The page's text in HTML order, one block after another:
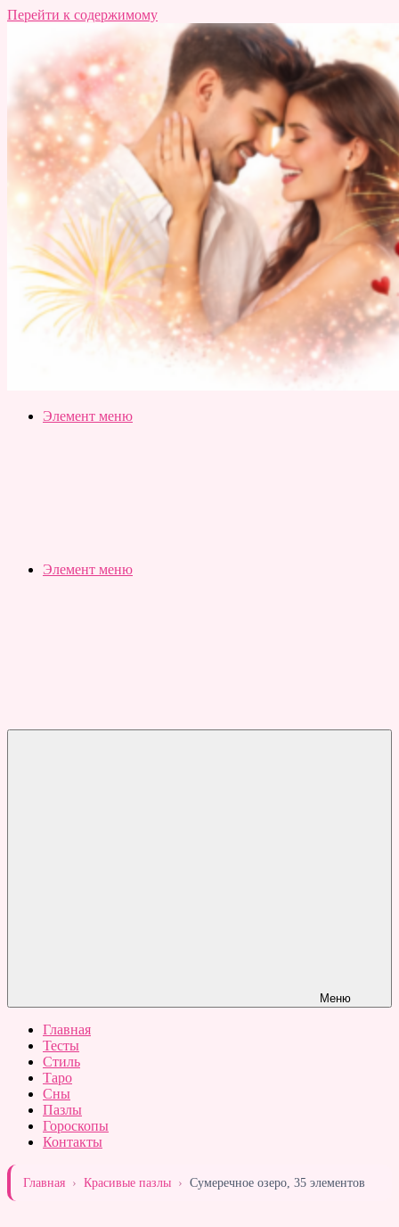
Перейти к содержимому
Slubovju.ru
Бесплатные
Элемент меню
Элемент меню
Меню
Главная
Тесты
Стиль
Таро
Сны
Пазлы
Гороскопы
Контакты
Главная › Красивые пазлы › Сумеречное озеро, 35 элементов